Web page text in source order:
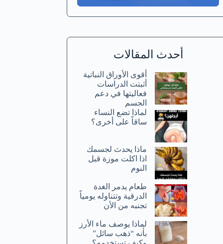
أحدث المقالات
أقوى الأوراق النباتية
أثبتت الدراسات
فعاليتها في دعم
الجسم
لماذا تضع النساء
ساقاً على أخرى؟
ماذا يحدث لجسمك
اذا اكلت موزة قبل
النوم
طعام يدمر الغدة
الدرقية وتتناوله يومياً
تجنبه من الأن
لماذا يوصف ماء الأرز
بأنه “ذهب سائل”